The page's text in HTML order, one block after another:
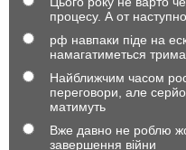
процесу. А от
рф навпаки піде на
намагатиметься
Найближчим часом
переговори, але
матимуть
Вже давно не роблю
завершення війни